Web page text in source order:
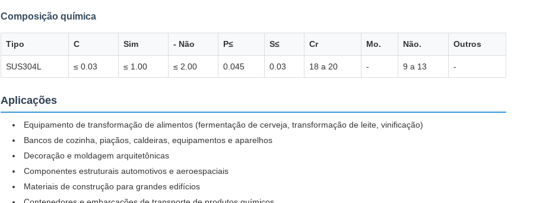
Composição química
Tipo C Sim - Não P≤ S≤ Cr Mo. Não. Outros
SUS304L ≤ 0.03 ≤ 1.00 ≤ 2.00 0.045 0.03 18 a 20 - 9 a 13 -
Aplicações
Equipamento de transformação de alimentos (fermentação de cerveja, transformação de leite, vinificação)
Bancos de cozinha, piaçãos, caldeiras, equipamentos e aparelhos
Decoração e moldagem arquitetônicas
Componentes estruturais automotivos e aeroespaciais
Materiais de construção para grandes edifícios